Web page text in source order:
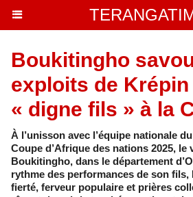
Boukitingho
exploits de
« digne fils » à la
À l’unisson avec l’équipe nationale
Coupe d’Afrique des nations 2025, le
Boukitingho, dans le département
rythme des performances de son
fierté, ferveur populaire et prières